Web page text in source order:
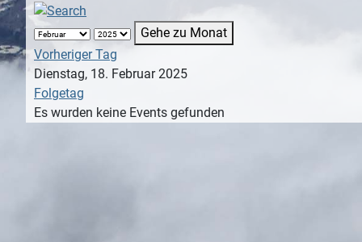
Gehe zu Monat
Vorheriger Tag
Dienstag, 18. Februar 2025
Folgetag
Es wurden keine Events gefunden